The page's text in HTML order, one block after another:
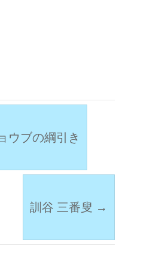
ウブの綱引き
訓谷 三番叟 →